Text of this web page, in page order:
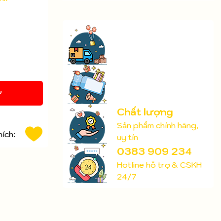
Chất lượng
Sản phẩm chính hãng,
uy tín
0383 909 234
Hotline hỗ trợ & CSKH
24/7